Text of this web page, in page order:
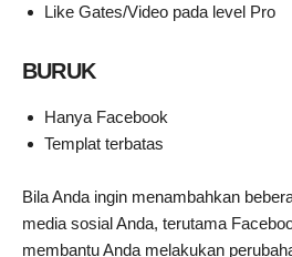
Like Gates/Video pada level Pro
BURUK
Hanya Facebook
Templat terbatas
Bila Anda ingin menambahkan
media sosial Anda, terutama
membantu Anda melakukan